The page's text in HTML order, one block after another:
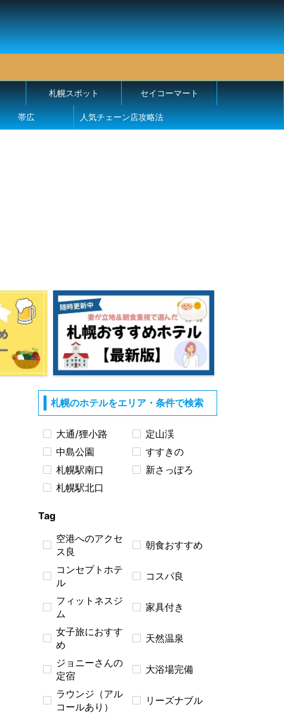
札幌スポット セイコーマート
帯広 人気チェーン店攻略法
札幌のホテルをエリア・条件で検索
大通/狸小路
定山渓
中島公園
すすきの
札幌駅南口
新さっぽろ
札幌駅北口
Tag
空港へのアクセ
ス良
朝食おすすめ
コンセプトホテ
ル
コスパ良
フィットネスジ
ム
家具付き
女子旅におすす
め
天然温泉
ジョニーさんの
定宿
大浴場完備
ラウンジ（アル
コールあり）
リーズナブル